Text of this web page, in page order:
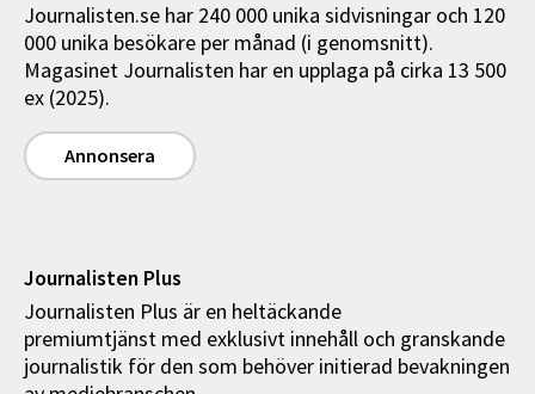
Journalisten.se har 240 000 unika sidvisningar och 120
000 unika besökare per månad (i genomsnitt).
Magasinet Journalisten har en upplaga på cirka 13 500
ex (2025).
Annonsera
Journalisten Plus
Journalisten Plus är en heltäckande
premiumtjänst med exklusivt innehåll och granskande
journalistik för den som behöver initierad bevakningen